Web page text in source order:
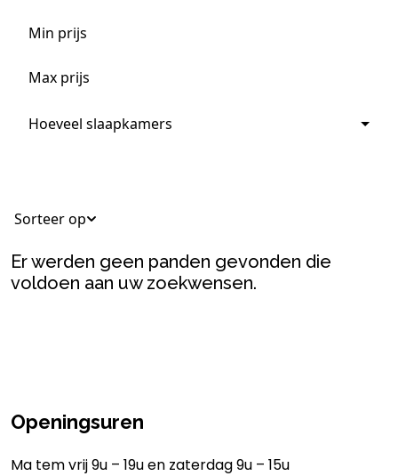
Hoeveel slaapkamers
Sorteer op
Er werden geen panden gevonden die
voldoen aan uw zoekwensen.
Openingsuren
Ma tem vrij 9u – 19u en zaterdag 9u – 15u